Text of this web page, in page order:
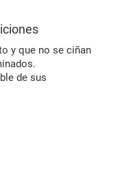
y que no se ciñan
de sus